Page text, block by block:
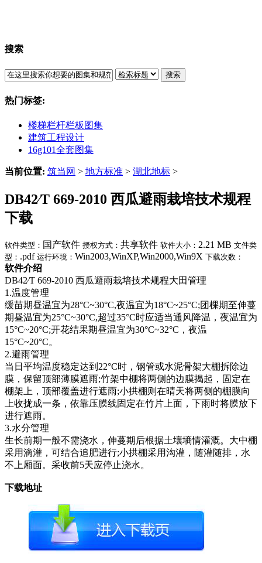
搜索
搜索
热门标签:
楼梯栏杆栏板图集
建筑工程设计
16g101全套图集
当前位置: 筑当网 > 地方标准 > 湖北地标 >
DB42∕T 669-2010 西瓜避雨栽培技术规程
下载
软件类型： 国产软件 授权方式： 共享软件 软件大小： 2.21 MB 文件类
型： .pdf 运行环境： Win2003,WinXP,Win2000,Win9X 下载次数：
软件介绍
DB42∕T 669-2010 西瓜避雨栽培技术规程大田管理
1.温度管理
缓苗期昼温宜为28°C~30°C,夜温宜为18°C~25°C;团棵期至伸蔓
期昼温宜为25°C~30°C,超过35°C时应适当通风降温，夜温宜为
15°C~20°C;开花结果期昼温宜为30°C~32°C，夜温
15°C~20°C。
2.避雨管理
当日平均温度稳定达到22°C时，钢管或水泥骨架大棚拆除边
膜，保留顶部薄膜遮雨;竹架中棚将两侧的边膜揭起，固定在
棚架上，顶部覆盖进行遮雨;小拱棚则在晴天将两侧的棚膜向
上收拢成一条，依靠压膜线固定在竹片上面，下雨时将膜放下
进行遮雨。
3.水分管理
生长前期一般不需浇水，伸蔓期后根据土壤墒情灌溉。大中棚
采用滴灌，可结合追肥进行;小拱棚采用沟灌，随灌随排，水
不上厢面。采收前5天应停止浇水。
下载地址